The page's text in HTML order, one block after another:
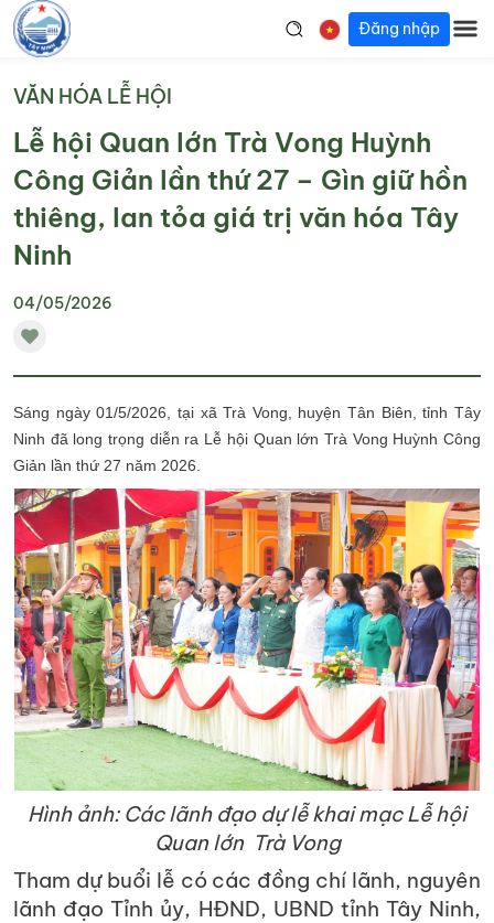
Đăng nhập
VĂN HÓA LỄ HỘI
Lễ hội Quan lớn Trà Vong Huỳnh
Công Giản lần thứ 27 – Gìn giữ hồn
thiêng, lan tỏa giá trị văn hóa Tây
Ninh
04/05/2026
Sáng ngày 01/5/2026, tại xã Trà Vong, huyện Tân Biên, tỉnh Tây
Ninh đã long trọng diễn ra Lễ hội Quan lớn Trà Vong Huỳnh Công
Giản lần thứ 27 năm 2026.
Hình ảnh: Các lãnh đạo dự lễ khai mạc Lễ hội
Quan lớn Trà Vong
Tham dự buổi lễ có các đồng chí lãnh, nguyên
lãnh đạo Tỉnh ủy, HĐND, UBND tỉnh Tây Ninh,